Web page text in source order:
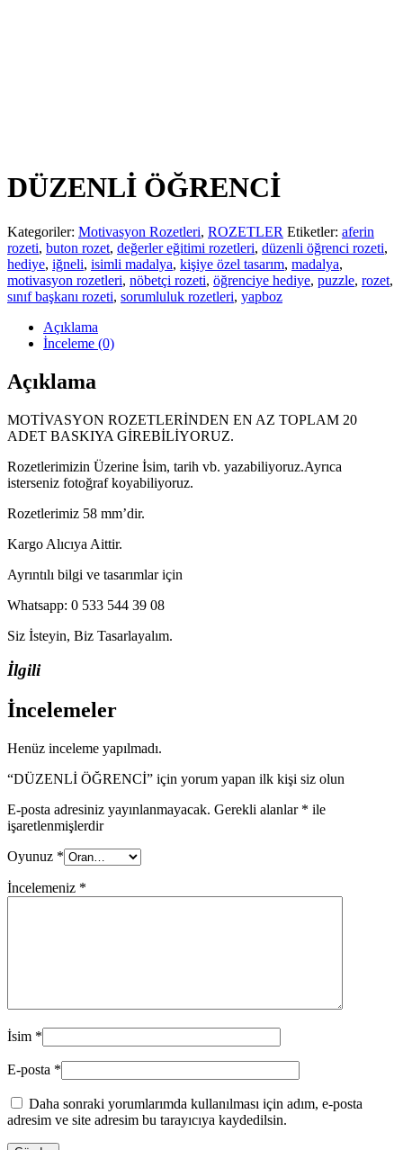
DÜZENLİ ÖĞRENCİ
Kategoriler: Motivasyon Rozetleri, ROZETLER Etiketler: aferin
rozeti, buton rozet, değerler eğitimi rozetleri, düzenli öğrenci rozeti,
hediye, iğneli, isimli madalya, kişiye özel tasarım, madalya,
motivasyon rozetleri, nöbetçi rozeti, öğrenciye hediye, puzzle, rozet,
sınıf başkanı rozeti, sorumluluk rozetleri, yapboz
Açıklama
İnceleme (0)
Açıklama
MOTİVASYON ROZETLERİNDEN EN AZ TOPLAM 20
ADET BASKIYA GİREBİLİYORUZ.
Rozetlerimizin Üzerine İsim, tarih vb. yazabiliyoruz.Ayrıca
isterseniz fotoğraf koyabiliyoruz.
Rozetlerimiz 58 mm’dir.
Kargo Alıcıya Aittir.
Ayrıntılı bilgi ve tasarımlar için
Whatsapp: 0 533 544 39 08
Siz İsteyin, Biz Tasarlayalım.
İlgili
İncelemeler
Henüz inceleme yapılmadı.
“DÜZENLİ ÖĞRENCİ” için yorum yapan ilk kişi siz olun
E-posta adresiniz yayınlanmayacak. Gerekli alanlar * ile
işaretlenmişlerdir
Oyunuz *
İncelemeniz *
İsim *
E-posta *
Daha sonraki yorumlarımda kullanılması için adım, e-posta
adresim ve site adresim bu tarayıcıya kaydedilsin.